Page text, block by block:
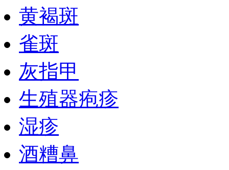
黄褐斑
雀斑
灰指甲
生殖器疱疹
湿疹
酒糟鼻